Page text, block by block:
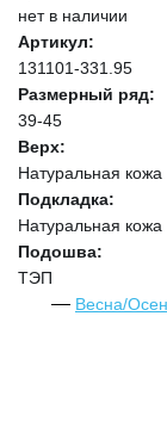
нет в наличии
Артикул:
131101-331.95
Размерный ряд:
39-45
Верх:
Натуральная кожа
Подкладка:
Натуральная кожа
Подошва:
ТЭП
Весна/